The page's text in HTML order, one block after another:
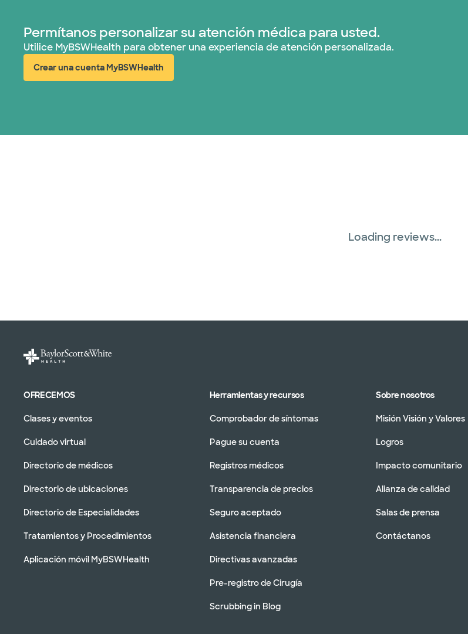
Permítanos personalizar su atención médica para usted.
Utilice MyBSWHealth para obtener una experiencia de atención personalizada.
Crear una cuenta MyBSWHealth
(abre en ventana nueva)
Loading reviews...
OFRECEMOS
Clases y eventos
Cuidado virtual
Directorio de médicos
Directorio de ubicaciones
Directorio de Especialidades
Tratamientos y Procedimientos
Aplicación móvil MyBSWHealth
Herramientas y recursos
Comprobador de síntomas
Pague su cuenta
Registros médicos
Transparencia de precios
Seguro aceptado
Asistencia financiera
Directivas avanzadas
Pre-registro de Cirugía
Scrubbing in Blog
Sobre nosotros
Misión Visión y Valores
Logros
Impacto comunitario
Alianza de calidad
Salas de prensa
Contáctanos